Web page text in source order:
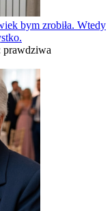
bym zrobiła. Wtedy
prawdziwa